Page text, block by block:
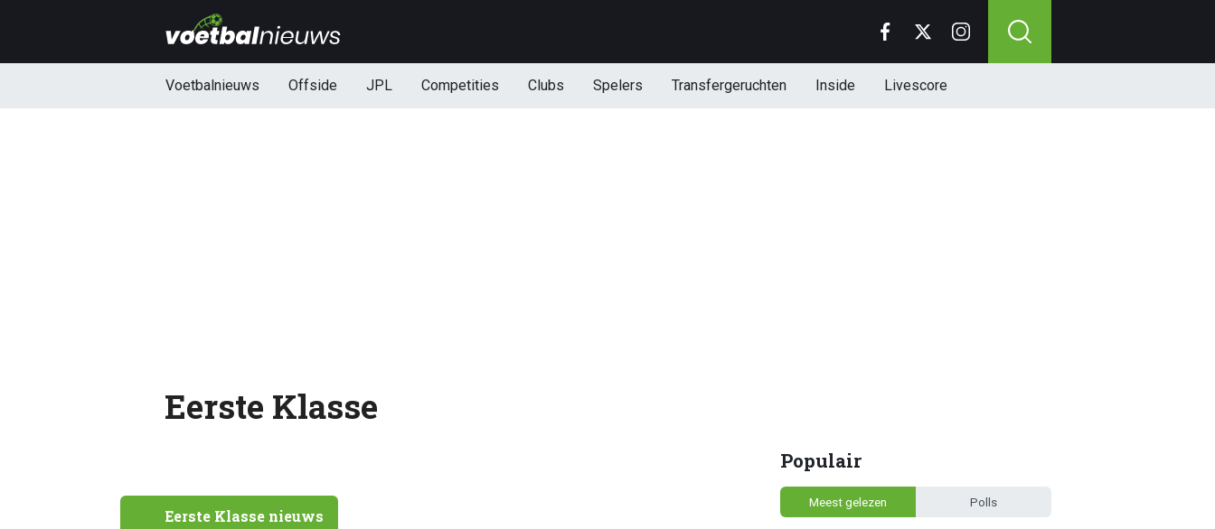
Voetbalnieuws Offside JPL Competities Clubs Spelers Transfergeruchten Inside Livescore
Eerste Klasse
Eerste Klasse nieuws
Populair
Meest gelezen Polls